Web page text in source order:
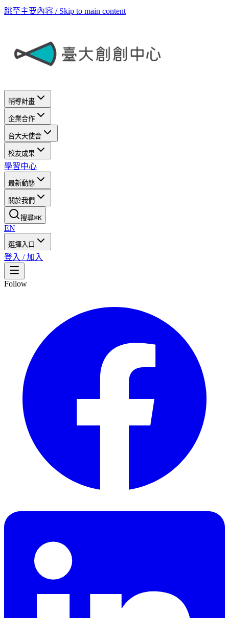
跳至主要內容 / Skip to main content
輔導計畫
企業合作
台大天使會
校友成果
學習中心
最新動態
關於我們
搜尋⌘K
EN
選擇入口
登入 / 加入
Follow